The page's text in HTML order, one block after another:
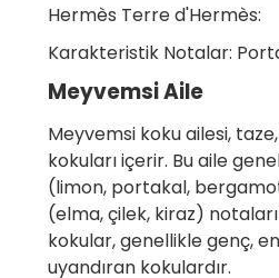
Hermès Terre d'Hermès:
Karakteristik Notalar:
Meyvemsi Aile
Meyvemsi koku ailesi,
kokuları içerir. Bu aile
(limon, portakal,
(elma, çilek, kiraz)
kokular, genellikle genç,
uyandıran kokulardır.